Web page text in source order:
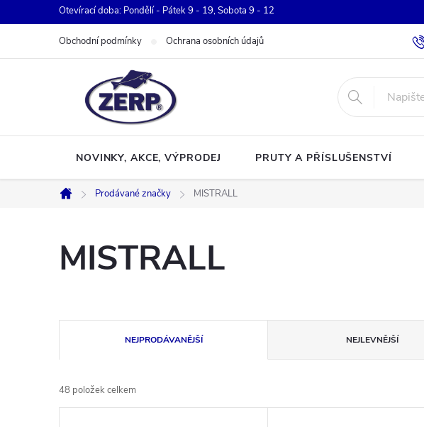
na
Otevírací doba: Pondělí - Pátek 9 - 19, Sobota 9 - 12
Obchodní podmínky Ochrana osobních údajů
NOVINKY, AKCE, VÝPRODEJ PRUTY A PŘÍSLUŠENSTVÍ
Domů
Prodávané značky MISTRALL
MISTRALL
a
z
NEJPRODÁVANĚJŠÍ NEJLEVNĚJŠÍ
48 položek celkem